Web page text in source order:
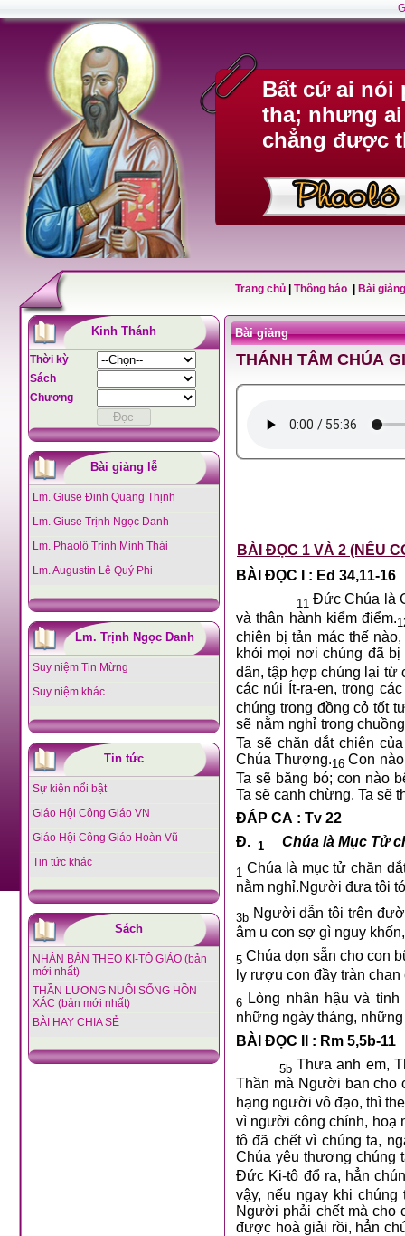
Bất cứ ai nói
tha; nhưng
chẳng được
Trang chủ Thông báo Bài
Kinh Thánh
Thời kỳ
Sách
Chương
Bài giảng lễ
Lm. Giuse Đinh Quang Thịnh
Lm. Giuse Trịnh Ngọc Danh
Lm. Phaolô Trịnh Minh Thái
Lm. Augustin Lê Quý Phi
Lm. Trịnh Ngọc Danh
Suy niệm Tin Mừng
Suy niệm khác
Tin tức
Sự kiện nổi bật
Giáo Hội Công Giáo VN
Giáo Hội Công Giáo Hoàn Vũ
Tin tức khác
Sách
NHÂN BẢN THEO KI-TÔ GIÁO (bản
mới nhất)
THẦN LƯƠNG NUÔI SỐNG HỒN
XÁC (bản mới nhất)
BÀI HAY CHIA SẺ
Bài giảng
THÁNH TÂM CHÚA
BÀI ĐỌC 1 VÀ 2 (NẾU
BÀI ĐỌC I : Ed 34,11-16
11 Đức Chúa là
và thân hành kiểm điểm.
chiên bị tản mác thế
khỏi mọi nơi chúng đã
dân, tập hợp chúng lại từ
các núi Ít-ra-en, trong
chúng trong đồng cỏ tốt
sẽ nằm nghỉ trong
Ta sẽ chăn dắt chiên
Chúa Thượng.16 Con
Ta sẽ băng bó; con nào
Ta sẽ canh chừng. Ta sẽ
ĐÁP CA : Tv 22
Đ. 1 Chúa là Mục Tử
1 Chúa là mục tử chăn
nằm nghỉ.Người đưa tôi
3b Người dẫn tôi trên
âm u con sợ gì nguy
5 Chúa dọn sẵn cho con
ly rượu con đầy tràn chan
6 Lòng nhân hậu và
những ngày tháng,
BÀI ĐỌC II : Rm 5,5b-11
5b Thưa anh em,
Thần mà Người ban cho
hạng người vô đạo, thì
vì người công chính, hoạ
tô đã chết vì chúng ta,
Chúa yêu thương chúng
Đức Ki-tô đổ ra, hẳn
vậy, nếu ngay khi
Người phải chết mà
được hoà giải rồi, hẳn